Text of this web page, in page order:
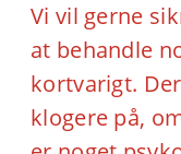
Vi vil gerne
at behandle
kortvarigt.
klogere på,